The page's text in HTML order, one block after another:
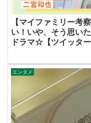
【マイファミリー考
い！いや、そう思い
ドラマ☆【ツイッタ
エンタメ